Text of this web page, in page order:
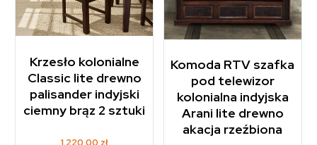
Krzesło kolonialne
Classic lite drewno
palisander indyjski
ciemny brąz 2 sztuki
1.220,00 zł
Komoda RTV szafka
pod telewizor
kolonialna indyjska
Arani lite drewno
akacja rzeźbiona